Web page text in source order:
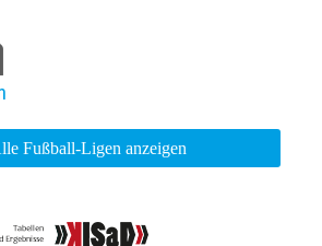
Fußball-Ligen anzeigen